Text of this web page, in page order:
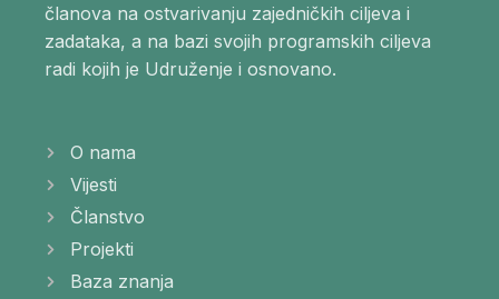
članova na ostvarivanju zajedničkih ciljeva i
zadataka, a na bazi svojih programskih ciljeva
radi kojih je Udruženje i osnovano.
O nama
Vijesti
Članstvo
Projekti
Baza znanja